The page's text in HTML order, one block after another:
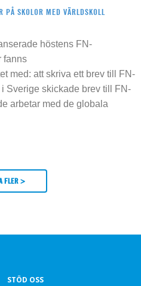
PÅ SKOLOR MED VÄRLDSKOLL
höstens FN-
fanns
med: att skriva ett brev till FN-
Sverige skickade brev till FN-
arbetar med de globala
FLER >
STÖD OSS